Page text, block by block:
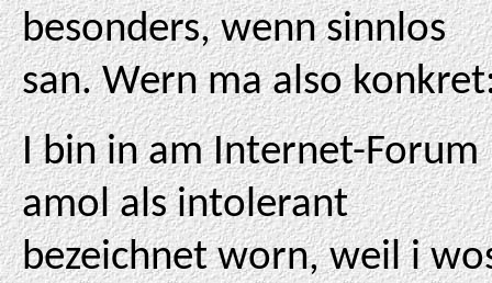
besonders, wenn sinnlos
san. Wern ma also
I bin in am Internet-Forum
amol als intolerant
bezeichnet worn, weil i